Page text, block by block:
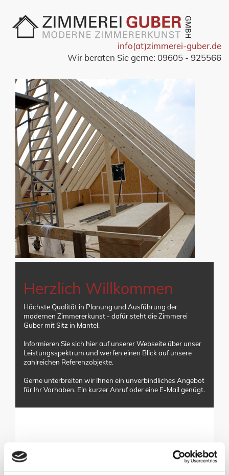
info(at)zimmerei-guber.de
Wir beraten Sie gerne: 09605 - 925566
Herzlich Willkommen
Höchste Qualität in Planung und Ausführung der
modernen Zimmererkunst - dafür steht die Zimmerei
Guber mit Sitz in Mantel.
Informieren Sie sich hier auf unserer Webseite über unser
Leistungsspektrum und werfen einen Blick auf unsere
zahlreichen Referenzobjekte.
Gerne unterbreiten wir Ihnen ein unverbindliches Angebot
für Ihr Vorhaben. Ein kurzer Anruf oder eine E-Mail genügt.